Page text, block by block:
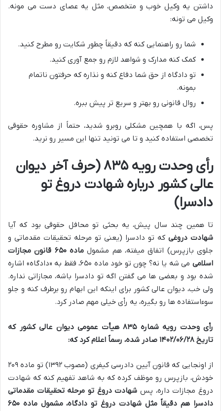
داشتن یه وکیل خوب و متخصص، مثل یه عصای دست می مونه.
وکیل می تونه:
شما رو راهنمایی کنه که دقیقاً چطور شکایت رو مطرح کنید.
کمک کنه مدارک و شواهد لازم رو جمع آوری کنید.
تو دادگاه از حق شما دفاع کنه و نذاره که حرفتون ناتمام
بمونه.
روال قانونی رو بهتر و سریع تر پیش ببره.
پس، اگه با همچین مشکلی روبرو شدید، حتماً از مشاوره حقوقی
تخصصی استفاده کنید و تا می تونید تنها این مسیر رو نرید.
رأی وحدت رویه ۸۳۵ (حرف آخر دیوان
عالی کشور درباره شهادت دروغ تو
دادسرا)
تا همین چند سال پیش، یه بحثی تو محافل حقوقی بود که آیا
شهادت دروغی که تو دادسرا (یعنی تو مرحله تحقیقات مقدماتی و
جلوی بازپرس) اتفاق میفته، هم مشمول
ماده ۶۵۰ قانون مجازات
اسلامی
می شه یا نه؟ چون تو خود ماده ۶۵۰، فقط به «دادگاه» اشاره
شده بود و بعضی ها می گفتن اگه تو دادسرا باشه، مجازاتی نداره.
ولی خب، دیوان عالی کشور برای اینکه این ابهام رو برطرف کنه و جلو
سوءاستفاده ها رو بگیره، یه رأی خیلی مهم صادر کرد.
رأی وحدت رویه شماره ۸۳۵ هیأت عمومی دیوان عالی کشور که
تاریخ ۱۴۰۲/۰۶/۲۸ صادر شده، رسماً اعلام کرد که:
از اونجایی که قانون آیین دادرسی کیفری (مصوب ۱۳۹۲) تو ماده ۲۰۹
خودش، بازپرس رو موظف کرده که به شاهد تفهیم کنه که شهادت
دروغ مجازات داره، پس شهادت دروغ تو مرحله تحقیقات مقدماتی
دادسرا هم دقیقاً مثل شهادت دروغ تو دادگاه، مشمول ماده ۶۵۰